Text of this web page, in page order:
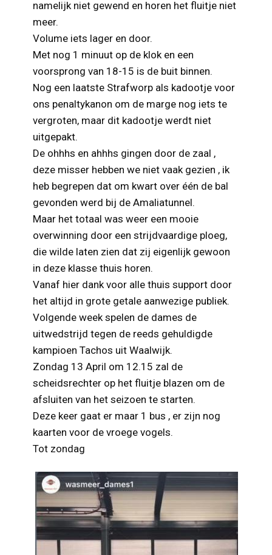
namelijk niet gewend en horen het fluitje niet
meer.
Volume iets lager en door.
Met nog 1 minuut op de klok en een
voorsprong van 18-15 is de buit binnen.
Nog een laatste Strafworp als kadootje voor
ons penaltykanon om de marge nog iets te
vergroten, maar dit kadootje werdt niet
uitgepakt.
De ohhhs en ahhhs gingen door de zaal ,
deze misser hebben we niet vaak gezien , ik
heb begrepen dat om kwart over één de bal
gevonden werd bij de Amaliatunnel.
Maar het totaal was weer een mooie
overwinning door een strijdvaardige ploeg,
die wilde laten zien dat zij eigenlijk gewoon
in deze klasse thuis horen.
Vanaf hier dank voor alle thuis support door
het altijd in grote getale aanwezige publiek.
Volgende week spelen de dames de
uitwedstrijd tegen de reeds gehuldigde
kampioen Tachos uit Waalwijk.
Zondag 13 April om 12.15 zal de
scheidsrechter op het fluitje blazen om de
afsluiten van het seizoen te starten.
Deze keer gaat er maar 1 bus , er zijn nog
kaarten voor de vroege vogels.
Tot zondag